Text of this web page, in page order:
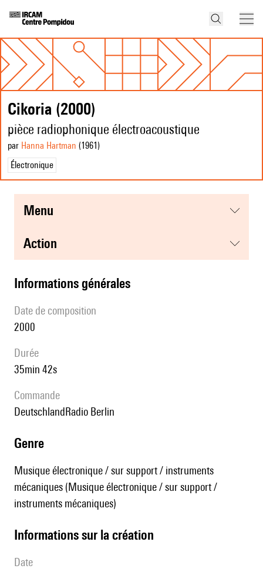
Cikoria (2000)
pièce radiophonique électroacoustique
par Hanna Hartman (1961 )
Électronique
menu
action
informations générales
date de composition
2000
durée
35min 42s
Commande
DeutschlandRadio Berlin
genre
Musique électronique / sur support / instruments
mécaniques (Musique électronique / sur support /
instruments mécaniques)
informations sur la création
date